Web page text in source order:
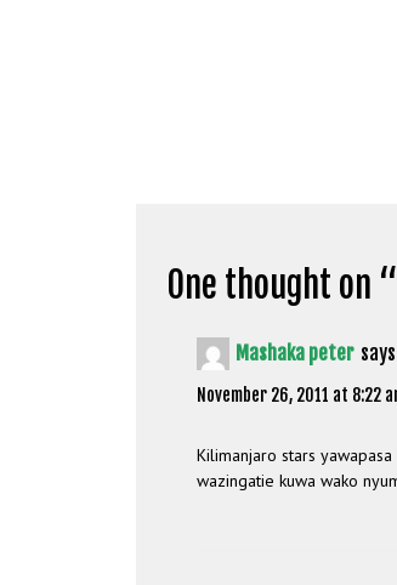
One thought on “
Mashaka peter
November 26, 2011 at 8:22
Kilimanjaro stars
wazingatie kuwa wako